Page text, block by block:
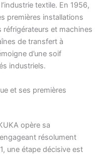
textile. En 1956,
premières installations
et machines
de transfert à
d’une soif
industriels.
et ses premières
opère sa
résolument
une étape décisive est